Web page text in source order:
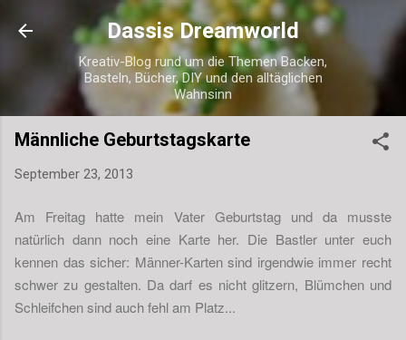
Direkt zum Hauptbereich
Dassis Dreamworld
Kreativ-Blog rund um die Themen Backen,
Basteln, Bücher, DIY und den alltäglichen
Wahnsinn
Männliche Geburtstagskarte
September 23, 2013
Am Freitag hatte mein Vater Geburtstag und da musste
natürlich dann noch eine Karte her. Die Bastler unter euch
kennen das sicher: Männer-Karten sind irgendwie immer recht
schwer zu gestalten. Da darf es nicht glitzern, Blümchen und
Schleifchen sind auch fehl am Platz...